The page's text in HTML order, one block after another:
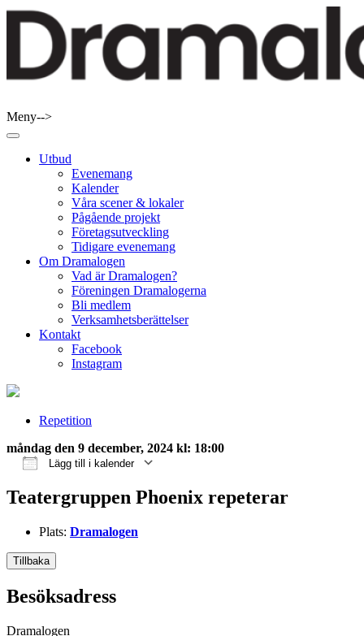
Skip
Meny-->
Utbud
Evenemang
Kalender
Våra scener & lokaler
Pågående projekt
Företagsutveckling
Tidigare evenemang
Om Dramalogen
Vad är Dramalogen?
Föreningen Dramalogerna
Bli medlem
Verksamhetsberättelser
Kontakt
Facebook
Instagram
Repetition
måndag den 9 december, 2024 kl: 18:00
Lägg till i kalender
Teatergruppen Phoenix repeterar
Plats: Dramalogen
Tillbaka
Besöksadress
Dramalogen